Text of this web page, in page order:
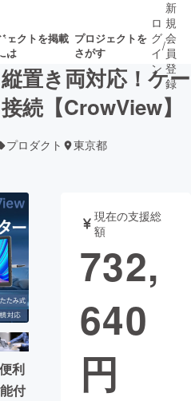
ェクトを掲載
は
プロジェクトを
さがす
ロ
募集終了が近いプ
ロジェクト
音楽
ェット ゲーム・サ
性化
ロ
グ
イ
ン
/
新
規
会
員
登
録
置き両対応！ケー
続【CrowView】
プロダクト 東京都
利
付
現在の支援総
額
732,
640
円